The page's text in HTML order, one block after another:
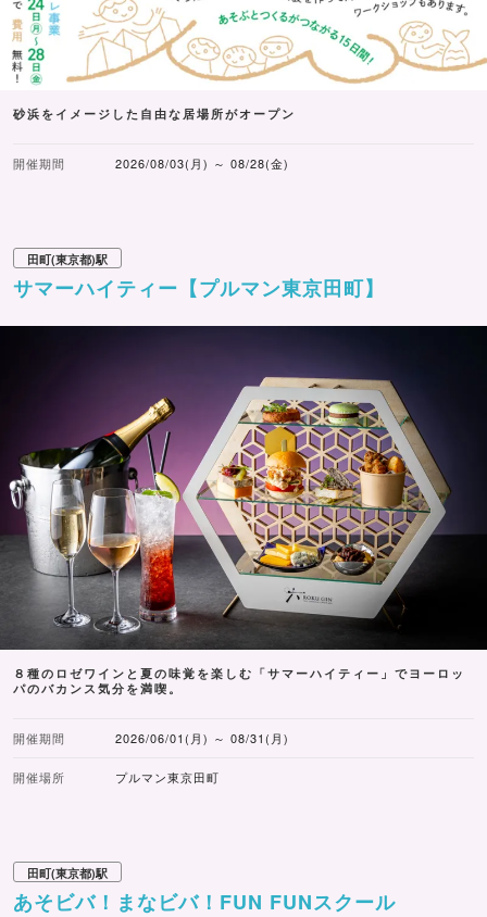
砂浜をイメージした自由な居場所がオープン
開催期間 2026/08/03(月) ～ 08/28(金)
田町(東京都)駅
サマーハイティー【プルマン東京田町】
８種のロゼワインと夏の味覚を楽しむ「サマーハイティー」でヨーロッ
パのバカンス気分を満喫。
開催期間 2026/06/01(月) ～ 08/31(月)
開催場所 プルマン東京田町
田町(東京都)駅
あそビバ！まなビバ！FUN FUNスクール